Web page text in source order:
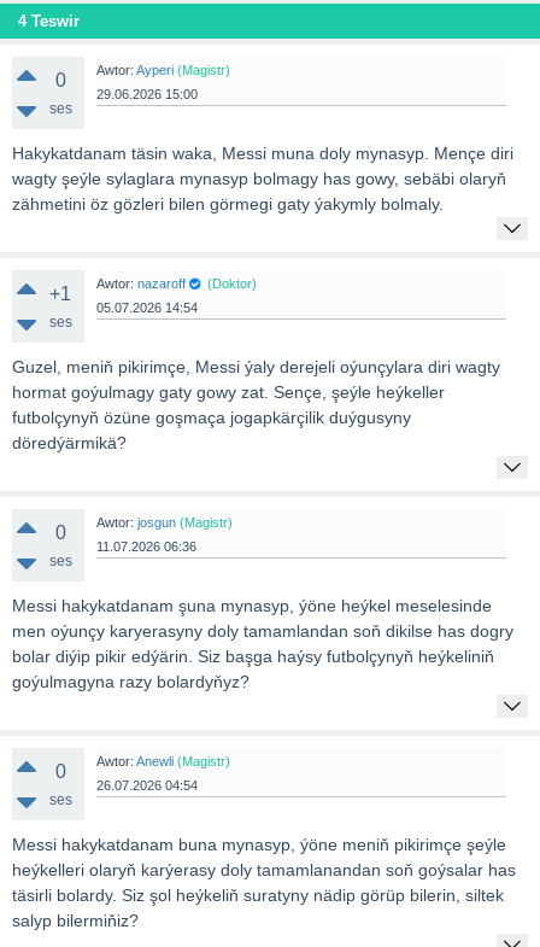
4 Teswir
0
ses
Awtor: Ayperi (Magistr)
29.06.2026 15:00
Hakykatdanam täsin waka, Messi muna doly mynasyp. Меnçe diri
wagty şeýle sylaglara mynasyp bolmagy has gowy, sebäbi olaryň
zähmetini öz gözleri bilen görmegi gaty ýakymly bolmaly.
+1
ses
Awtor: nazaroff
(Doktor)
05.07.2026 14:54
Guzel, meniň pikirimçe, Messi ýaly derejeli oýunçylara diri wagty
hormat goýulmagy gaty gowy zat. Sençe, şeýle heýkeller
futbolçynyň özüne goşmaça jogapkärçilik duýgusyny
döredýärmikä?
0
ses
Awtor: josgun (Magistr)
11.07.2026 06:36
Messi hakykatdanam şuna mynasyp, ýöne heýkel meselesinde
men oýunçy karyerasyny doly tamamlandan soň dikilse has dogry
bolar diýip pikir edýärin. Siz başga haýsy futbolçynyň heýkeliniň
goýulmagyna razy bolardyňyz?
0
ses
Awtor: Anewli (Magistr)
26.07.2026 04:54
Messi hakykatdanam buna mynasyp, ýöne meniň pikirimçe şeýle
heýkelleri olaryň karýerasy doly tamamlanandan soň goýsalar has
täsirli bolardy. Siz şol heýkeliň suratyny nädip görüp bilerin, siltek
salyp bilermiňiz?